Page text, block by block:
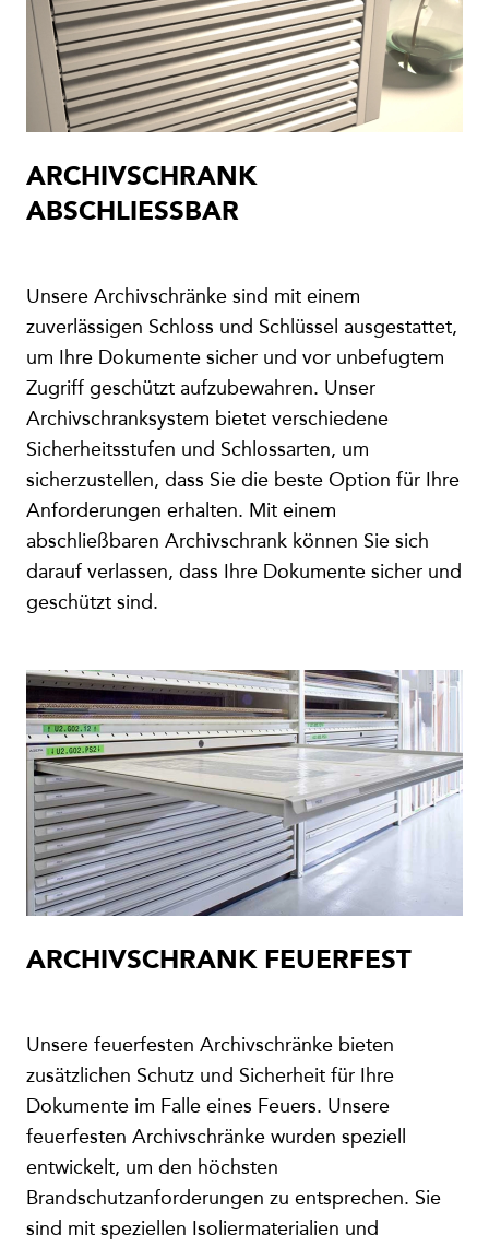
ARCHIVSCHRANK
ABSCHLIESSBAR
Unsere Archivschränke sind mit einem
zuverlässigen Schloss und Schlüssel ausgestattet,
um Ihre Dokumente sicher und vor unbefugtem
Zugriff geschützt aufzubewahren. Unser
Archivschranksystem bietet verschiedene
Sicherheitsstufen und Schlossarten, um
sicherzustellen, dass Sie die beste Option für Ihre
Anforderungen erhalten. Mit einem
abschließbaren Archivschrank können Sie sich
darauf verlassen, dass Ihre Dokumente sicher und
geschützt sind.
ARCHIVSCHRANK FEUERFEST
Unsere feuerfesten Archivschränke bieten
zusätzlichen Schutz und Sicherheit für Ihre
Dokumente im Falle eines Feuers. Unsere
feuerfesten Archivschränke wurden speziell
entwickelt, um den höchsten
Brandschutzanforderungen zu entsprechen. Sie
sind mit speziellen Isoliermaterialien und